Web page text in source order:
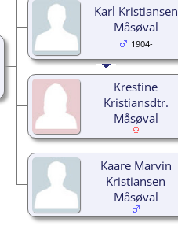
Karl Kristiansen
Måsøval
1904-
Krestine
Kristiansdtr.
Måsøval
Kaare Marvin
Kristiansen
Måsøval